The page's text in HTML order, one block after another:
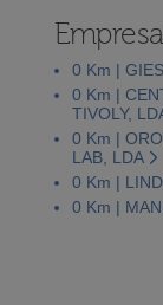
0 Km |
0 Km |
TIVOLY,
0 Km |
LAB, LDA
0 Km |
0 Km |